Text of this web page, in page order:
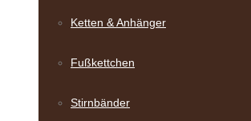
Ketten & Anhänger
Fußkettchen
Stirnbänder